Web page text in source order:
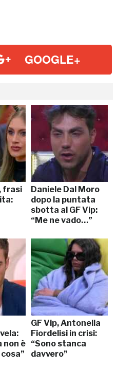
GOOGLE+
frasi
Daniele Dal Moro
dopo la puntata
sbotta al GF Vip:
“Me ne vado…”
non è
GF Vip, Antonella
Fiordelisi in crisi:
“Sono stanca
davvero”